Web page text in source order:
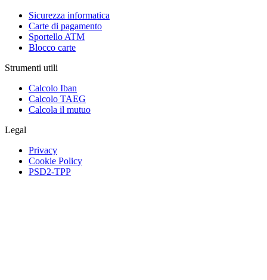
Sicurezza informatica
Carte di pagamento
Sportello ATM
Blocco carte
Strumenti utili
Calcolo Iban
Calcolo TAEG
Calcola il mutuo
Legal
Privacy
Cookie Policy
PSD2-TPP